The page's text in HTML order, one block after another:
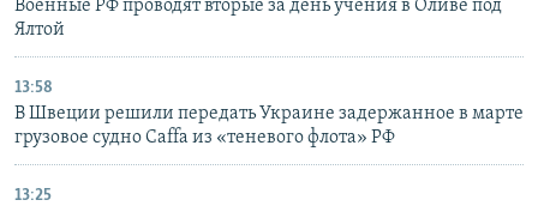
Военные РФ проводят вторые за день учения в Оливе под
Ялтой
13:58
В Швеции решили передать Украине задержанное в марте
грузовое судно Caffa из «теневого флота» РФ
13:25